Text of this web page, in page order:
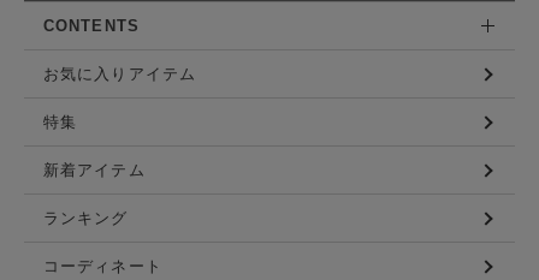
CONTENTS
お気に入りアイテム
特集
新着アイテム
ランキング
コーディネート